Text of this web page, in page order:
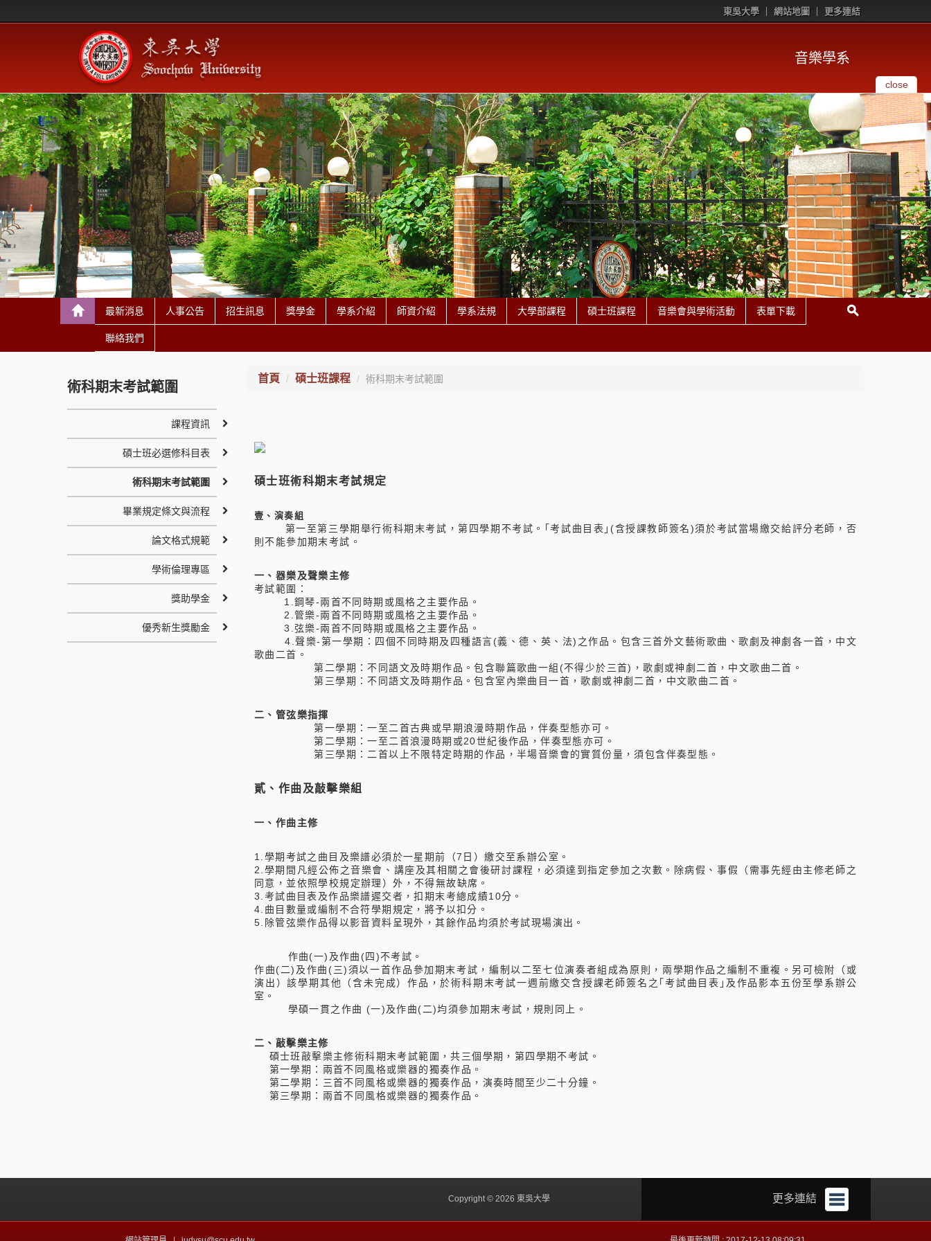
東吳大學 網站地圖 更多連結
音樂學系
close
最新消息 人事公告 招生訊息 獎學金 學系介紹 師資介紹 學系法規 大學部課程 碩士班課程 音樂會與學術活動 表單下載
聯絡我們
首頁 碩士班課程 術科期末考試範圍
碩士班術科期末考試規定
壹、演奏組
第一至第三學期舉行術科期末考試，第四學期不考試。｢考試曲目表｣(含授課教師簽名)須於考試當場繳交給評分老師，否
則不能參加期末考試。
一、器樂及聲樂主修
考試範圍：
1.鋼琴-兩首不同時期或風格之主要作品。
2.管樂-兩首不同時期或風格之主要作品。
3.弦樂-兩首不同時期或風格之主要作品。
4.聲樂-第一學期：四個不同時期及四種語言(義、德、英、法)之作品。包含三首外文藝術歌曲、歌劇及神劇各一首，中文
歌曲二首。
第二學期：不同語文及時期作品。包含聯篇歌曲一組(不得少於三首)，歌劇或神劇二首，中文歌曲二首。
第三學期：不同語文及時期作品。包含室內樂曲目一首，歌劇或神劇二首，中文歌曲二首。
二、管弦樂指揮
第一學期：一至二首古典或早期浪漫時期作品，伴奏型態亦可。
第二學期：一至二首浪漫時期或20世紀後作品，伴奏型態亦可。
第三學期：二首以上不限特定時期的作品，半場音樂會的實質份量，須包含伴奏型態。
貳、作曲及敲擊樂組
一、作曲主修
1.學期考試之曲目及樂譜必須於一星期前（7日）繳交至系辦公室。
2.學期間凡經公佈之音樂會、講座及其相關之會後研討課程，必須達到指定參加之次數。除病假、事假（需事先經由主修老師之
同意，並依照學校規定辦理）外，不得無故缺席。
3.考試曲目表及作品樂譜遲交者，扣期末考總成績10分。
4.曲目數量或編制不合符學期規定，將予以扣分。
5.除管弦樂作品得以影音資料呈現外，其餘作品均須於考試現場演出。
作曲(一)及作曲(四)不考試。
作曲(二)及作曲(三)須以一首作品參加期末考試，編制以二至七位演奏者組成為原則，兩學期作品之編制不重複。另可檢附（或
演出）該學期其他（含未完成）作品，於術科期末考試一週前繳交含授課老師簽名之｢考試曲目表｣及作品影本五份至學系辦公
室。
學碩一貫之作曲 (一)及作曲(二)均須參加期末考試，規則同上。
二、敲擊樂主修
碩士班敲擊樂主修術科期末考試範圍，共三個學期，第四學期不考試。
第一學期：兩首不同風格或樂器的獨奏作品。
第二學期：三首不同風格或樂器的獨奏作品，演奏時間至少二十分鐘。
第三學期：兩首不同風格或樂器的獨奏作品。
術科期末考試範圍
課程資訊
碩士班必選修科目表
術科期末考試範圍
畢業規定條文與流程
論文格式規範
學術倫理專區
獎助學金
優秀新生獎勵金
更多連結
Copyright © 2026 東吳大學